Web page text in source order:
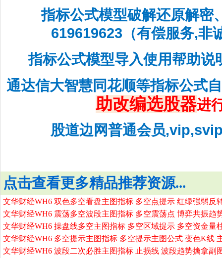
指标公式模型破解还原解密
619619623（有偿服务,非
指标公式模型导入使用帮助说
通达信大智慧同花顺等指标公式
助改编选股器进
股道边网普通会员
点击查看更多精品推荐资源...
文华财经WH6 双色多空看盘主图指标 多空点提示 红绿强弱反
文华财经WH6 震荡多空波段主图指标 多空震荡点 博弈共振趋
文华财经WH6 操盘线多空主图指标 多空区域提示 多空资金量
文华财经WH6 多空提示主图指标 多空提示主图公式 变色K线
文华财经WH6 波段二次必胜主图指标 止损线 波段趋势擒拿副